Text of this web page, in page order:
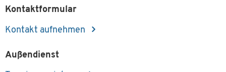
Kontaktformular
Kontakt aufnehmen
Außendienst